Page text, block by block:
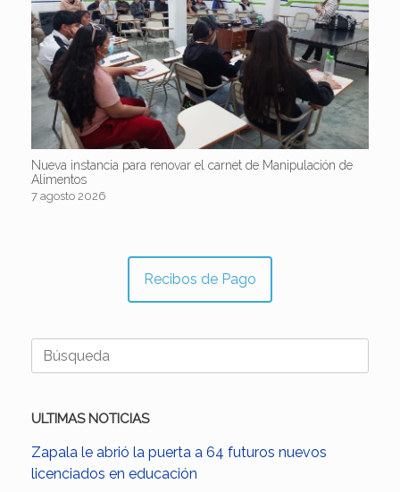
Nueva instancia para renovar el carnet de Manipulación de
Alimentos
7 agosto 2026
Recibos de Pago
Buscar:
ULTIMAS NOTICIAS
Zapala le abrió la puerta a 64 futuros nuevos
licenciados en educación